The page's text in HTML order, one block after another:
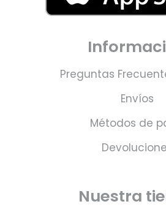
Preguntas
Envíos
Métodos de
Nuestra